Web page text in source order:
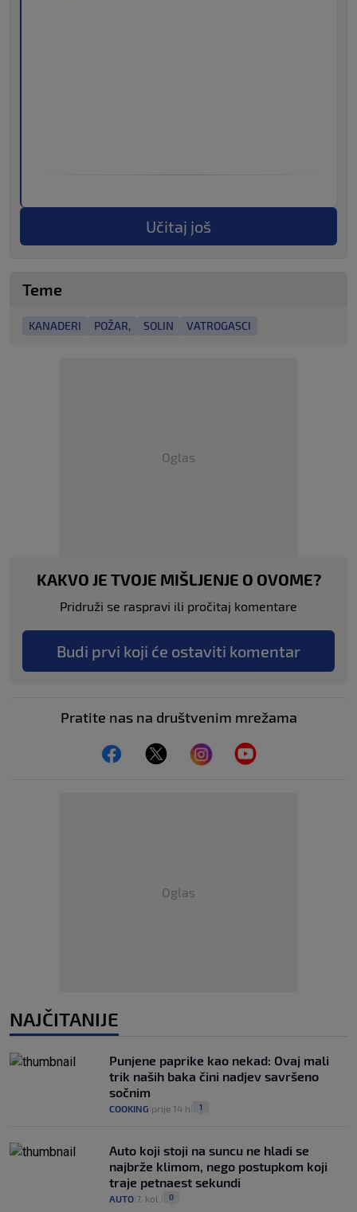
Učitaj još
Teme
KANADERI POŽAR, SOLIN VATROGASCI
Oglas
KAKVO JE TVOJE MIŠLJENJE O OVOME?
Pridruži se raspravi ili pročitaj komentare
Budi prvi koji će ostaviti komentar
Pratite nas na društvenim mrežama
Oglas
NAJČITANIJE
Punjene paprike kao nekad: Ovaj mali
trik naših baka čini nadjev savršeno
sočnim
COOKING prije 14 h 1
Auto koji stoji na suncu ne hladi se
najbrže klimom, nego postupkom koji
traje petnaest sekundi
AUTO 7. kol. 0